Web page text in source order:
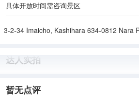
具体开放时间需咨询景区
3-2-34 Imaicho, Kashihara 634-0812 Nara
达人实拍
暂无点评